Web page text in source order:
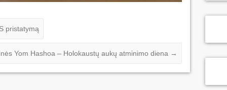
pristatymą
Yom Hashoa – Holokaustų aukų atminimo diena →